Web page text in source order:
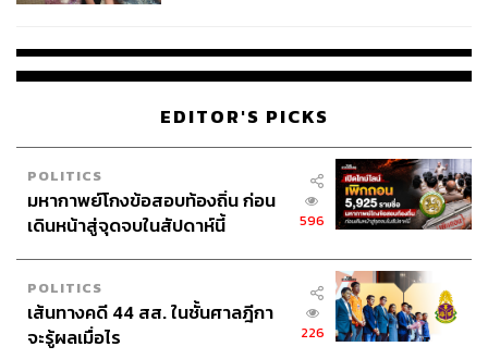
EDITOR'S PICKS
POLITICS
มหากาพย์โกงข้อสอบท้องถิ่น ก่อน
เดินหน้าสู่จุดจบในสัปดาห์นี้
596
POLITICS
เส้นทางคดี 44 สส. ในชั้นศาลฎีกา
จะรู้ผลเมื่อไร
226